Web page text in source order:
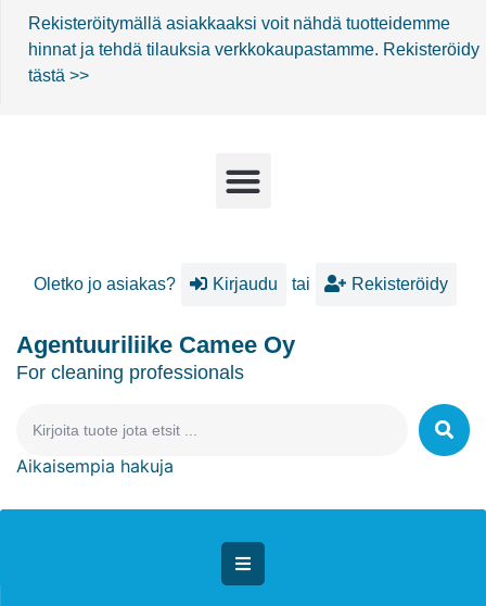
Rekisteröitymällä asiakkaaksi voit nähdä tuotteidemme
hinnat ja tehdä tilauksia verkkokaupastamme. Rekisteröidy
tästä >>
Oletko jo asiakas? Kirjaudu tai Rekisteröidy
Agentuuriliike Camee Oy
For cleaning professionals
Aikaisempia hakuja